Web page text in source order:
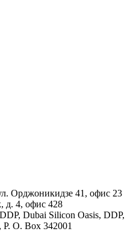
Орджоникидзе 41, офис 23
д. 4, офис 428
Dubai Silicon Oasis, DDP,
O. Box 342001